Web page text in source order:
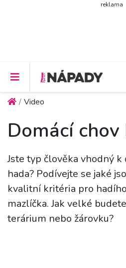
reklama
Video
Domácí chov
Jste typ člověka vhodný k
hada? Podívejte se jaké
kvalitní kritéria pro
mazlíčka. Jak velké
terárium nebo žárovku?